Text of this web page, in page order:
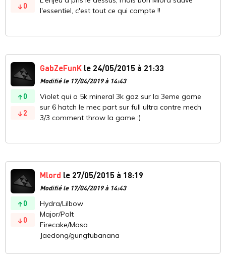
0
l'essentiel, c'est tout ce qui compte !!
0
2
GabZeFunK le 24/05/2015 à 21:33
Modifié le 17/04/2019 à 14:43
Violet qui a 5k mineral 3k gaz sur la 3eme game
sur 6 hatch le mec part sur full ultra contre mech
3/3 comment throw la game :)
0
0
Mlord le 27/05/2015 à 18:19
Modifié le 17/04/2019 à 14:43
Hydra/Lilbow
Major/Polt
Firecake/Masa
Jaedong/gungfubanana